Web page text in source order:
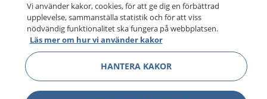
Vi använder kakor, cookies, för att ge dig en förbättrad
upplevelse, sammanställa statistik och för att viss
nödvändig funktionalitet ska fungera på webbplatsen.
Läs mer om hur vi använder kakor
HANTERA KAKOR